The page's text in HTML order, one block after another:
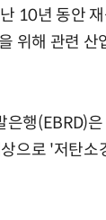
10년 동안
위해 관련 산
은행(EBRD)
으로 '저탄소